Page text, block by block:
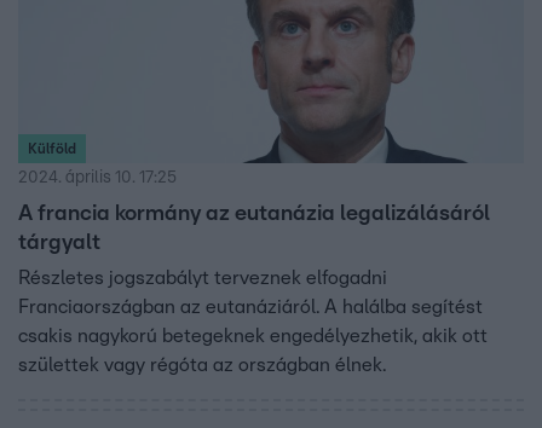
Külföld
2024. április 10. 17:25
A francia kormány az eutanázia legalizálásáról
tárgyalt
Részletes jogszabályt terveznek elfogadni
Franciaországban az eutanáziáról. A halálba segítést
csakis nagykorú betegeknek engedélyezhetik, akik ott
születtek vagy régóta az országban élnek.